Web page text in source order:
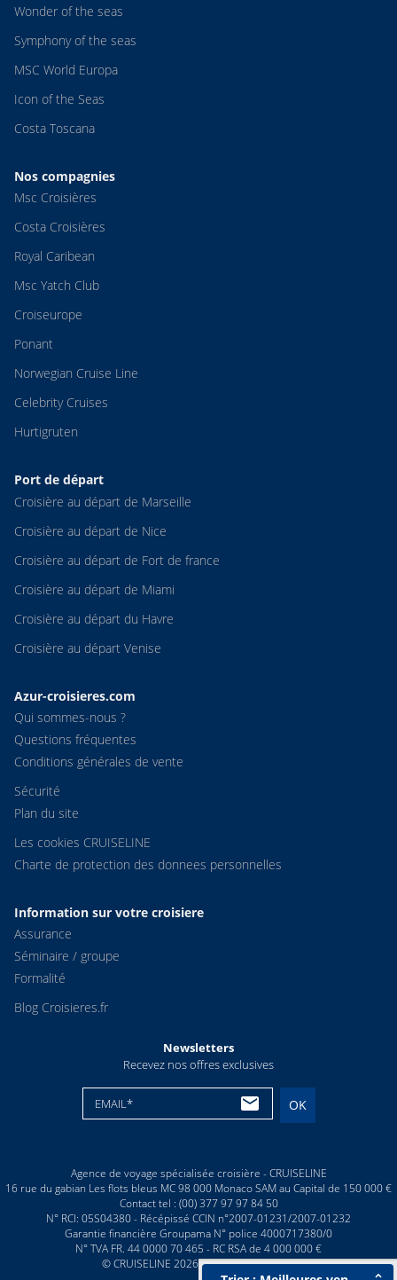
Wonder of the seas
Symphony of the seas
MSC World Europa
Icon of the Seas
Costa Toscana
Nos compagnies
Msc Croisières
Costa Croisières
Royal Caribean
Msc Yatch Club
Croiseurope
Ponant
Norwegian Cruise Line
Celebrity Cruises
Hurtigruten
Port de départ
Croisière au départ de Marseille
Croisière au départ de Nice
Croisière au départ de Fort de france
Croisière au départ de Miami
Croisière au départ du Havre
Croisière au départ Venise
Azur-croisieres.com
Qui sommes-nous ?
Questions fréquentes
Conditions générales de vente
Sécurité
Plan du site
Les cookies CRUISELINE
Charte de protection des donnees personnelles
Information sur votre croisiere
Assurance
Séminaire / groupe
Formalité
Blog Croisieres.fr
Newsletters
Recevez nos offres exclusives
EMAIL* OK
Agence de voyage spécialisée croisière - CRUISELINE
16 rue du gabian Les flots bleus MC 98 000 Monaco SAM au Capital de 150 000 €
Contact tel : (00) 377 97 97 84 50
N° RCI: 05S04380 - Récépissé CCIN n°2007-01231/2007-01232
Garantie financière Groupama N° police 4000717380/0
N° TVA FR. 44 0000 70 465 - RC RSA de 4 000 000 €
© CRUISELINE 2026 - all rights reserved